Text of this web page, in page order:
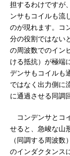
担するわけですが
ンサもコイルも流
のが現れます。コ
分の役割ではない
の周波数でのイン
ける抵抗）が極端
デンサもコイルも
ではなく出力側に
に通過させる同調
コンデンサとコ
せると、急峻な山
（同調する周波
のインダクタンス